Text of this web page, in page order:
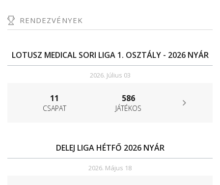
RENDEZVÉNYEK
LOTUSZ MEDICAL SORI LIGA 1. OSZTÁLY - 2026 NYÁR
2026. Július 03
11
CSAPAT
586
JÁTÉKOS
DELEJ LIGA HÉTFŐ 2026 NYÁR
2026. Május 18